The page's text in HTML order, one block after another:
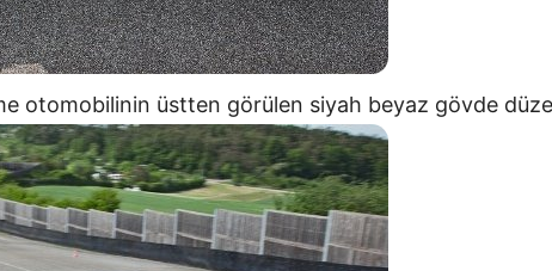
otomobilinin üstten görülen siyah beyaz gövde